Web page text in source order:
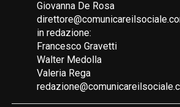
Giovanna De Rosa
in redazione:
Francesco Gravetti
Walter Medolla
Valeria Rega